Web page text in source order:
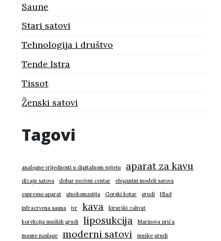
Saune
Stari satovi
Tehnologija i društvo
Tende Istra
Tissot
Ženski satovi
Tagovi
analogne vrijednosti u digitalnom svijetu aparat za kavu
dizajn satova dobar pozivni centar
elegantni modeli satova
espresso aparat
ginekomastija Gorski kotar grudi
Hlad
infracrvena sauna
ivr kava
kirurški zahvat
korekcija muških grudi
liposukcija
Marinova priča
masne naslage
moderni satovi muške grudi